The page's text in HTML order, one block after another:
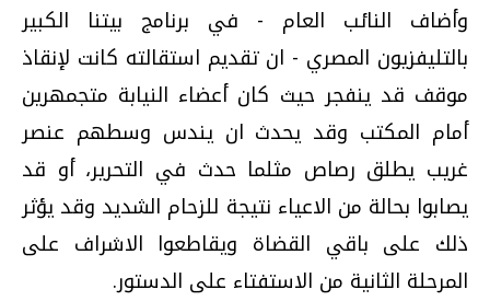
وأضاف النائب العام - في برنامج بيتنا الكبير
بالتليفزيون المصري - ان تقديم استقالته كانت لإنقاذ
موقف قد ينفجر حيث كان أعضاء النيابة متجمهرين
أمام المكتب وقد يحدث ان يندس وسطهم عنصر
غريب يطلق رصاص مثلما حدث في التحرير، أو قد
يصابوا بحالة من الاعياء نتيجة للزحام الشديد وقد يؤثر
ذلك على باقي القضاة ويقاطعوا الاشراف على
المرحلة الثانية من الاستفتاء على الدستور.